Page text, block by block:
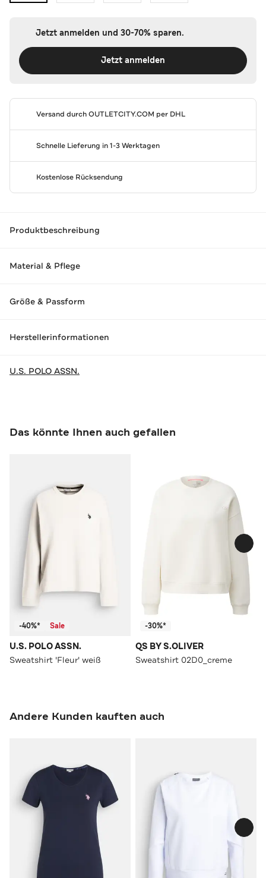
Jetzt anmelden und 30-70% sparen.
Jetzt anmelden
Versand durchOUTLETCITY.COM per DHL
Schnelle Lieferung in 1-3 Werktagen
Kostenlose Rücksendung
Produktbeschreibung
Material & Pflege
Größe & Passform
Herstellerinformationen
U.S. POLO ASSN.
Das könnte Ihnen auch gefallen
-40%* Sale
U.S. POLO ASSN.
Sweatshirt 'Fleur' weiß
-30%*
QS BY S.OLIVER
Sweatshirt 02D0_creme
Andere Kunden kauften auch